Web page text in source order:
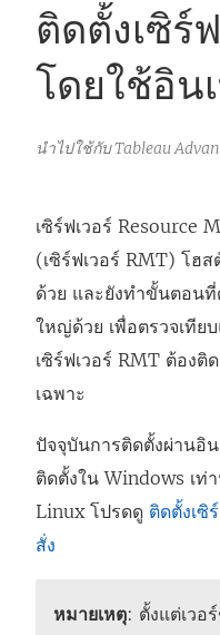
ติดตั้งเซิร์
โดยใช้อิน
นำไปใช้กับ Tableau
เซิร์ฟเวอร์ Resource
(เซิร์ฟเวอร์ RMT) โฮ
ด้วย และยังทำขั้นตอน
ใหญ่ด้วย เพื่อตรวจเทีย
เซิร์ฟเวอร์ RMT ต้อง
เฉพาะ
ปัจจุบันการติดตั้งผ่านอิน
ติดตั้งใน Windows เ
Linux โปรดดู ติดตั้งเซิ
สั่ง
หมายเหตุ: ตั้งแต่เวอ